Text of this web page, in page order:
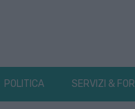
POLITICA SERVIZI &